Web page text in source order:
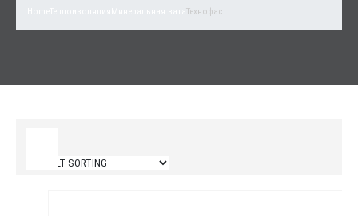
Технофас